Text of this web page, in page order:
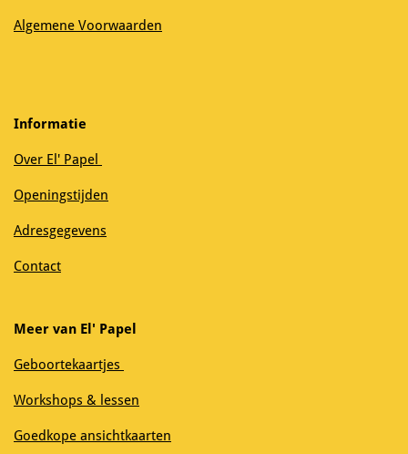
Algemene Voorwaarden
Informatie
Over El' Papel
Openingstijden
Adresgegevens
Contact
Meer van El' Papel
Geboortekaartjes
Workshops & lessen
Goedkope ansichtkaarten